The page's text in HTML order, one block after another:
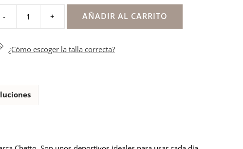
- + AÑADIR AL CARRITO
¿Cómo escoger la talla correcta?